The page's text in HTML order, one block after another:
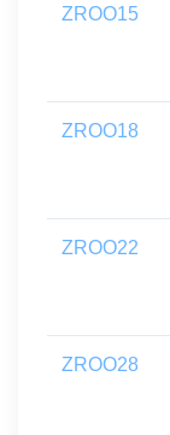
ZROO15
ZROO18
ZROO22
ZROO28